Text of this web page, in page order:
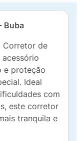
Buba
Corretor de
e proteção
Ideal
com
este corretor
tranquila e